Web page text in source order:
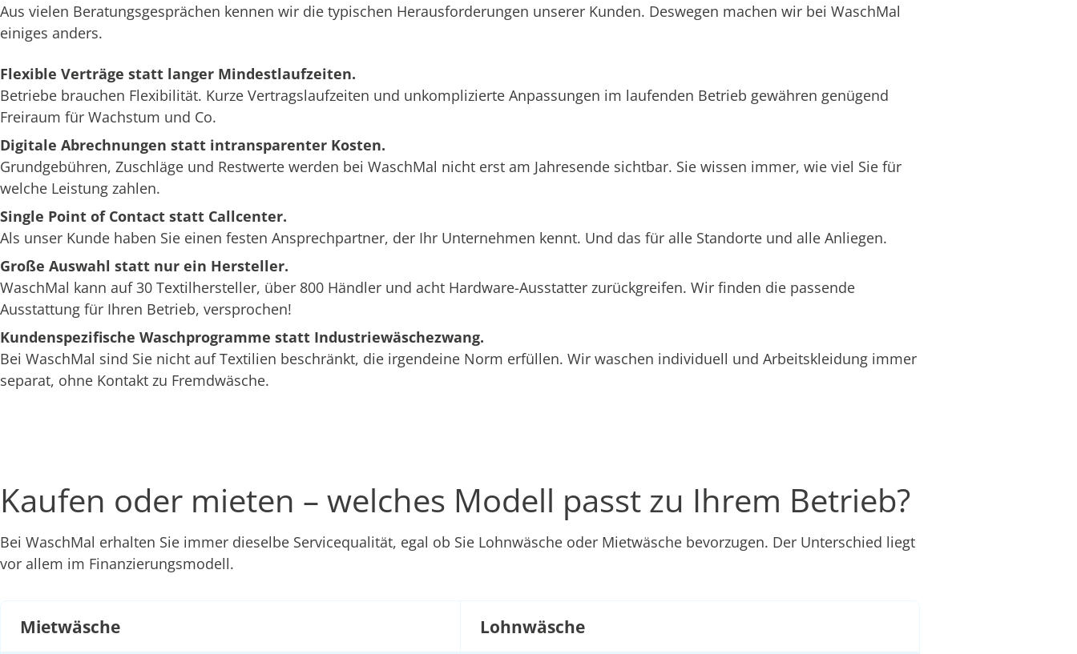
Aus vielen Beratungsgesprächen kennen wir die typischen Herausforderungen unserer Kunden. Deswegen machen wir bei WaschMal
einiges anders.
Flexible Verträge statt langer Mindestlaufzeiten.
Betriebe brauchen Flexibilität. Kurze Vertragslaufzeiten und unkomplizierte Anpassungen im laufenden Betrieb gewähren genügend
Freiraum für Wachstum und Co.
Digitale Abrechnungen statt intransparenter Kosten.
Grundgebühren, Zuschläge und Restwerte werden bei WaschMal nicht erst am Jahresende sichtbar. Sie wissen immer, wie viel Sie für
welche Leistung zahlen.
Single Point of Contact statt Callcenter.
Als unser Kunde haben Sie einen festen Ansprechpartner, der Ihr Unternehmen kennt. Und das für alle Standorte und alle Anliegen.
Große Auswahl statt nur ein Hersteller.
WaschMal kann auf 30 Textilhersteller, über 800 Händler und acht Hardware-Ausstatter zurückgreifen. Wir finden die passende
Ausstattung für Ihren Betrieb, versprochen!
Kundenspezifische Waschprogramme statt Industriewäschezwang.
Bei WaschMal sind Sie nicht auf Textilien beschränkt, die irgendeine Norm erfüllen. Wir waschen individuell und Arbeitskleidung immer
separat, ohne Kontakt zu Fremdwäsche.
Kaufen oder mieten – welches Modell passt zu Ihrem Betrieb?
Bei WaschMal erhalten Sie immer dieselbe Servicequalität, egal ob Sie Lohnwäsche oder Mietwäsche bevorzugen. Der Unterschied liegt
vor allem im Finanzierungsmodell.
Mietwäsche Lohnwäsche